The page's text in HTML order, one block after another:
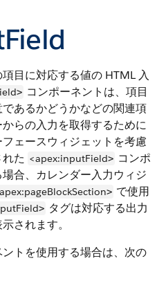
目に対応する値の HTML 入
> コンポーネントは、項目
あるかどうかなどの関連項
らの入力を取得するために
ェースウィジェットを考慮
た <apex:inputField> コンポ
合、カレンダー入力ウィジ
> で使用
> タグは対応する出力
されます。
トを使用する場合は、次の